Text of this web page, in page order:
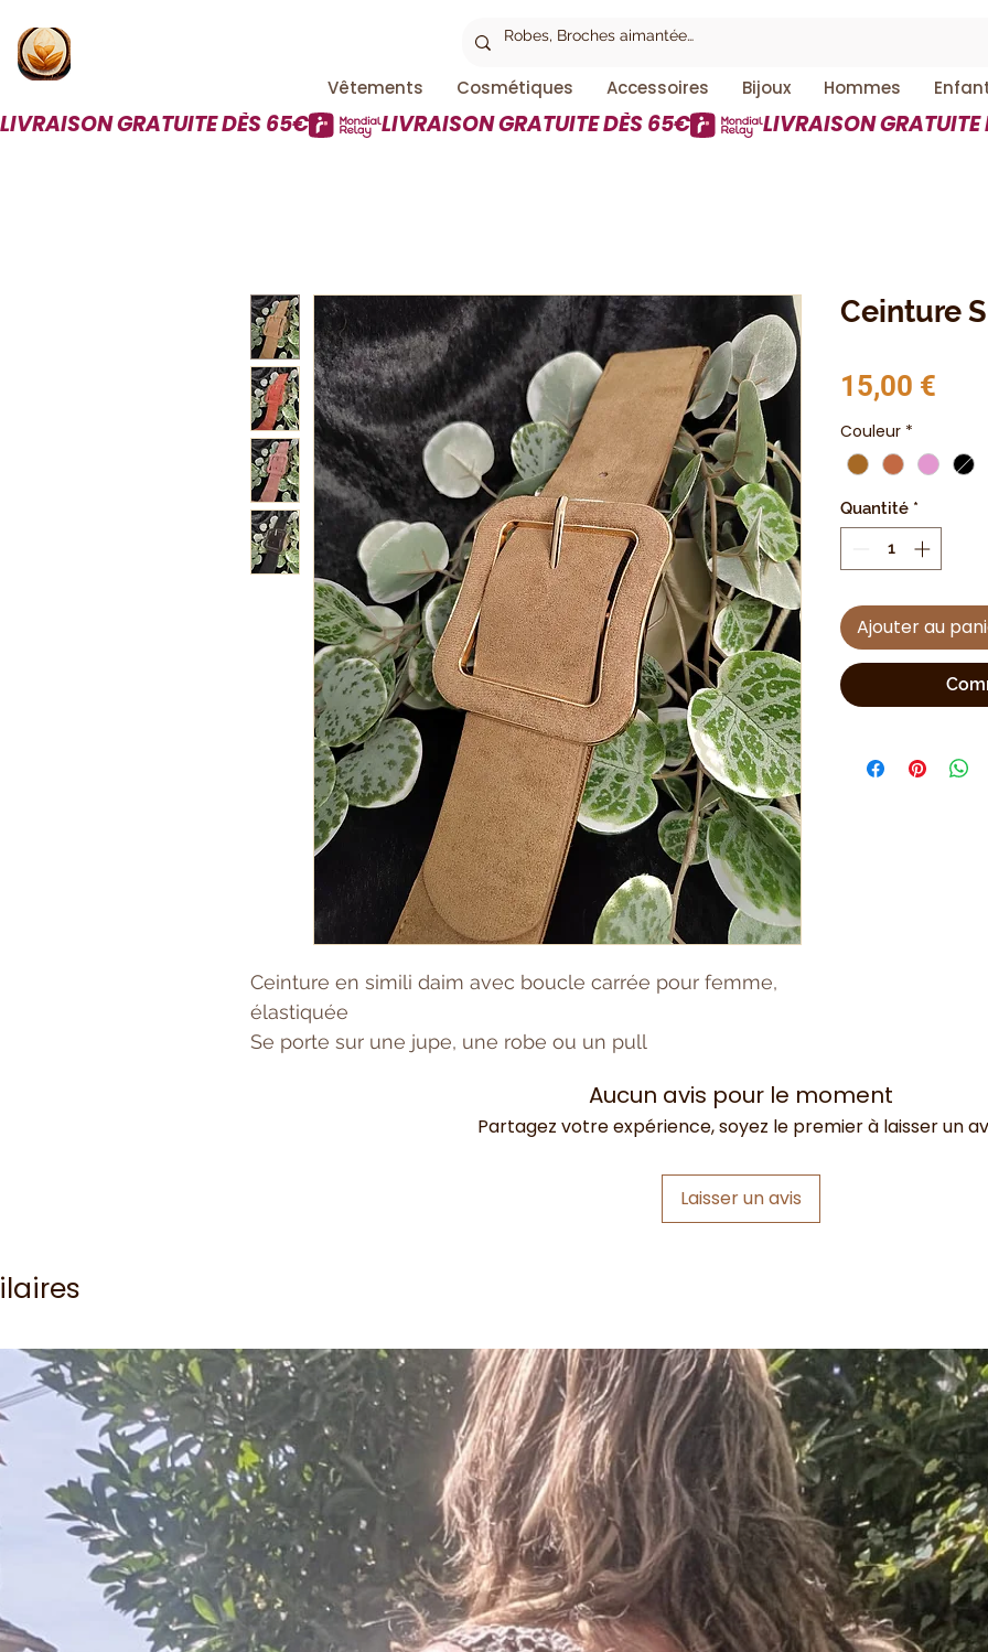
Vêtements Cosmétiques Accessoires Bijoux Hommes
LIVRAISON GRATUITE DÈS 65€
Ceinture en simili daim avec boucle carrée pour femme,
élastiquée
Se porte sur une jupe, une robe ou un pull
Ceinture
15,00 €
Couleur *
Quantité *
Ajouter au
Aucun avis pour le moment
Partagez votre expérience, soyez le premier à laisser un
Laisser un avis